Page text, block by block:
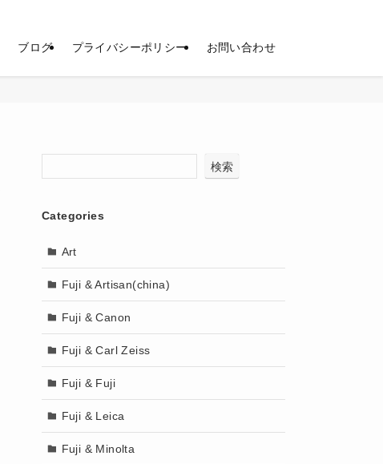
ブログ プライバシーポリシー お問い合わせ
検索
Categories
Art
Fuji & Artisan(china)
Fuji & Canon
Fuji & Carl Zeiss
Fuji & Fuji
Fuji & Leica
Fuji & Minolta